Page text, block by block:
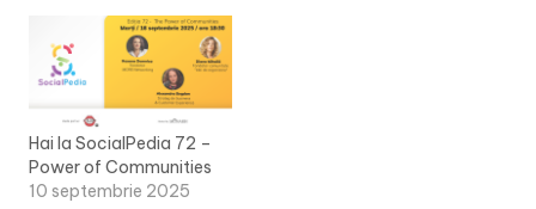
Hai la SocialPedia 72 –
Power of Communities
10 septembrie 2025